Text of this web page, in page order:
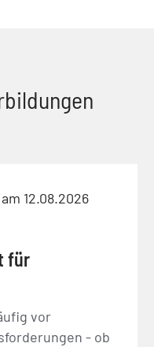
12.08.2026
für
vor
- ob